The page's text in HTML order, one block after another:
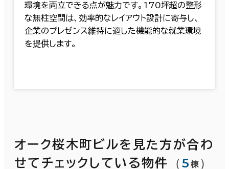
環境を両立できる点が魅力です。170坪超の整形
な無柱空間は、効率的なレイアウト設計に寄与し、
企業のプレゼンス維持に適した機能的な就業環境
を提供します。
オーク桜木町ビルを見た方が合わ
せてチェックしている物件
（5 棟 ）